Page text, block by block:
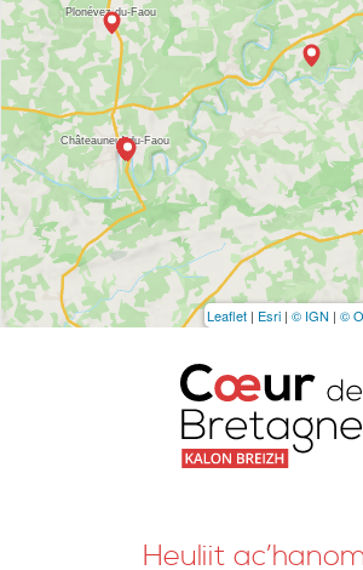
Leaflet | Esri | © IGN | ©
Heuliit